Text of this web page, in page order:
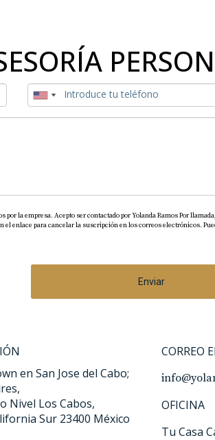
la empresa. Acepto ser contactado por Yolanda Ramos Por
enlace para cancelar la suscripción en los correos electrónicos.
Enviar
en San Jose del Cabo;
Nivel Los Cabos,
Sur 23400 México
CORREO
OFICINA
Tu Casa